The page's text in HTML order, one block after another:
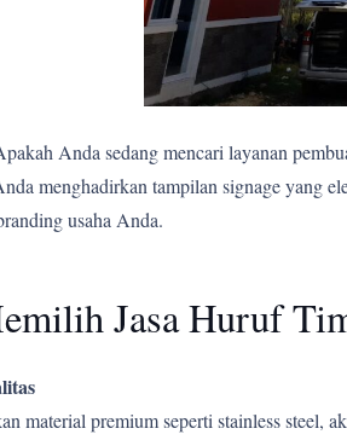
Anda sedang mencari layanan
menghadirkan tampilan signage yang
usaha Anda.
Jasa Huruf
material premium seperti stainless steel,